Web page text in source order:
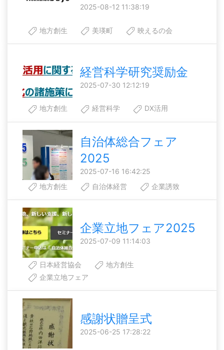
2025-08-12 11:38:19
地方創生 美瑛町 映えるの会
経営科学研究奨励金
2025-07-30 12:12:19
地方創生 経営科学 DX活用
自治体総合フェア
2025
2025-07-16 16:42:25
地方創生
自治体経営 企業誘致
企業立地フェア2025
2025-07-09 11:14:03
日本経営協会
地方創生
企業立地フェア
感謝状贈呈式
2025-06-25 17:28:22